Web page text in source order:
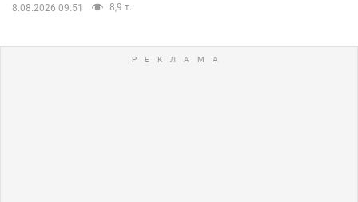
8.08.2026 09:51 8,9 т.